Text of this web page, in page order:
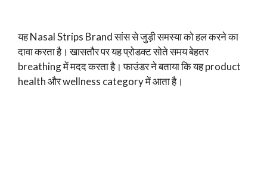
यह Nasal Strips Brand सांस से जुड़ी समस्या को हल करने का
दावा करता है। खासतौर पर यह प्रोडक्ट सोते समय बेहतर
breathing में मदद करता है। फाउंडर ने बताया कि यह product
health और wellness category में आता है।